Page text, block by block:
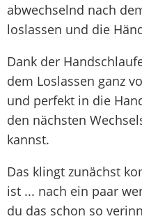
abwechselnd nach
loslassen und die
Dank der
dem Loslassen ganz
und perfekt in die
den nächsten
kannst.
Das klingt zunächst
ist ... nach ein paar
du das schon so